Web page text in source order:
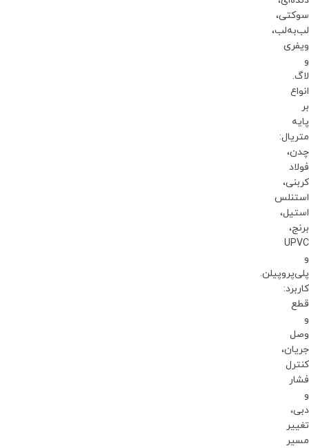
سوکتی،
لب‌به‌لب،
ویفری
و
لاگ.
انواع
بر
پایه
متریال:
چدن،
فولاد
کربنی،
استنلس
استیل،
برنج،
UPVC
و
پلی‌پروپیلن.
کاربرد:
قطع
و
وصل
جریان،
کنترل
فشار
و
دبی،
تغییر
مسیر